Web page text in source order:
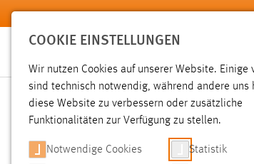
Zum Hauptinhalt springen
SUCHE
COOKIE EINSTELLUNGEN
Wir nutzen Cookies auf unserer Website. Einige
sind technisch notwendig, während andere uns
diese Website zu verbessern oder zusätzliche
Funktionalitäten zur Verfügung zu stellen.
Notwendige Cookies Statistik